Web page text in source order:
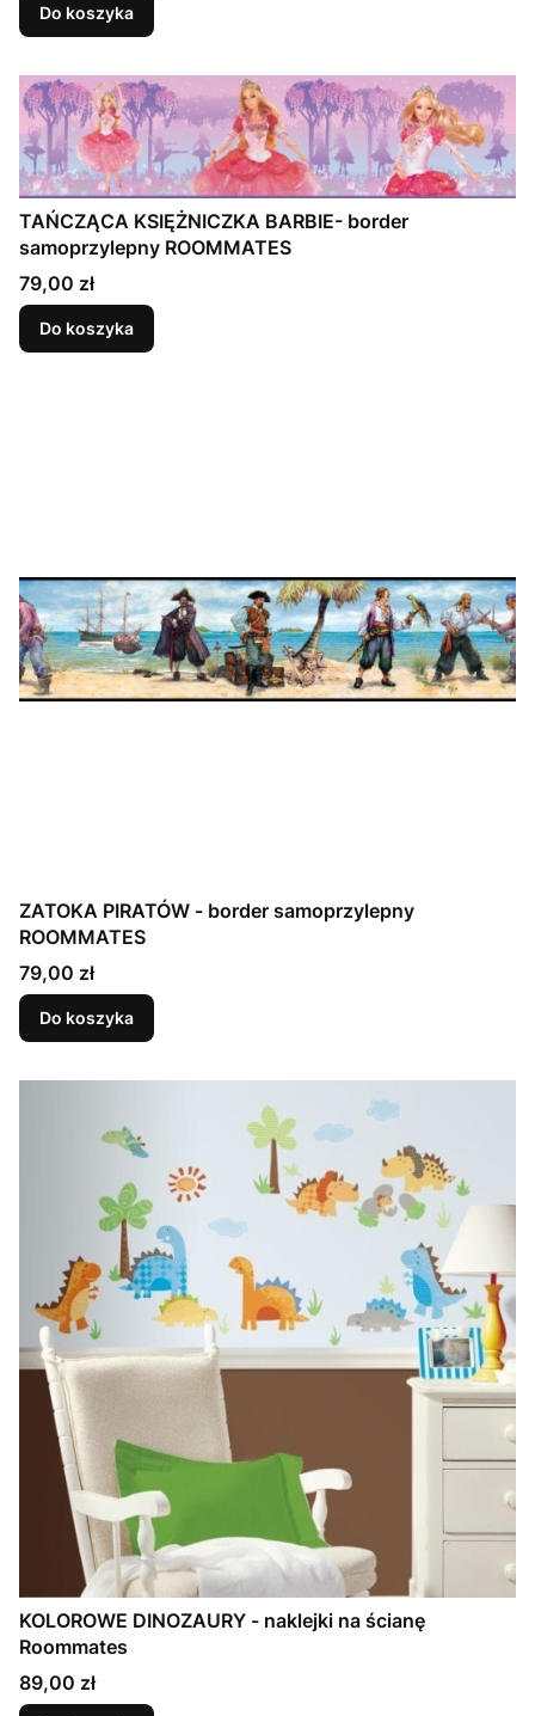
Do koszyka
TAŃCZĄCA KSIĘŻNICZKA BARBIE- border
samoprzylepny ROOMMATES
Cena
79,00 zł
Do koszyka
ZATOKA PIRATÓW - border samoprzylepny
ROOMMATES
Cena
79,00 zł
Do koszyka
KOLOROWE DINOZAURY - naklejki na ścianę
Roommates
Cena
89,00 zł